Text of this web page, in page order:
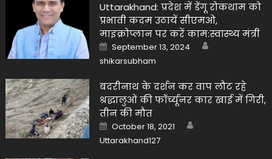
Uttarakhand: प्रदेश में डेंगू रोकथाम को
प्रभावी कदम उठायें सीएमओ,
माइक्रोप्लान पर करें काम:स्वास्थ्य मंत्री
Posted
on
September 13, 2024
shikarsubham
बदरीनाथ के दर्शन कर वाप लौट रहे
श्रद्धालुओं की फॉर्च्यूनर कार खाई में गिरी,
तीन की मौत
Posted
on
October 18, 2021
Uttarakhand127